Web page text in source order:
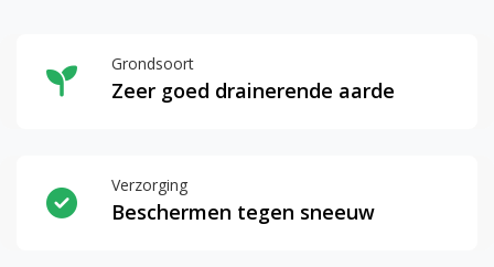
Grondsoort
Zeer goed drainerende aarde
Verzorging
Beschermen tegen sneeuw